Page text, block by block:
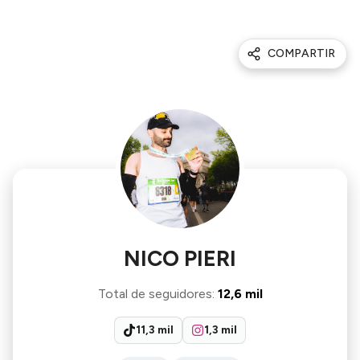
COMPARTIR
NICO PIERI
Total de seguidores: 12,6 mil
11,3 mil 1,3 mil